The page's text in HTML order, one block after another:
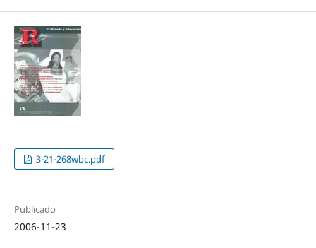
3-21-268wbc.pdf
Publicado
2006-11-23